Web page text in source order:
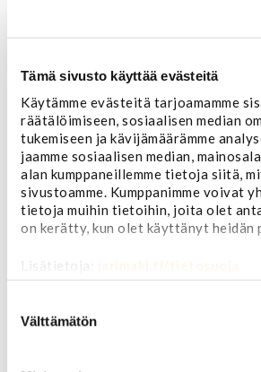
Tämä sivusto käyttää evästeitä
Käytämme evästeitä tarjoamamme
räätälöimiseen, sosiaalisen median
tukemiseen ja kävijämäärämme
jaamme sosiaalisen median,
alan kumppaneillemme tietoja siitä,
sivustoamme. Kumppanimme voivat
tietoja muihin tietoihin, joita olet
on kerätty, kun olet käyttänyt heidän
Lisätietoja: jarimaki.fi/tietosuoja
valinta
Välttämätön
Chrysler
Ford P/U
Ford muut
Lincoln
Hummer
Jeep
Takavalot
Cadillac
Chevrolet
Corvette